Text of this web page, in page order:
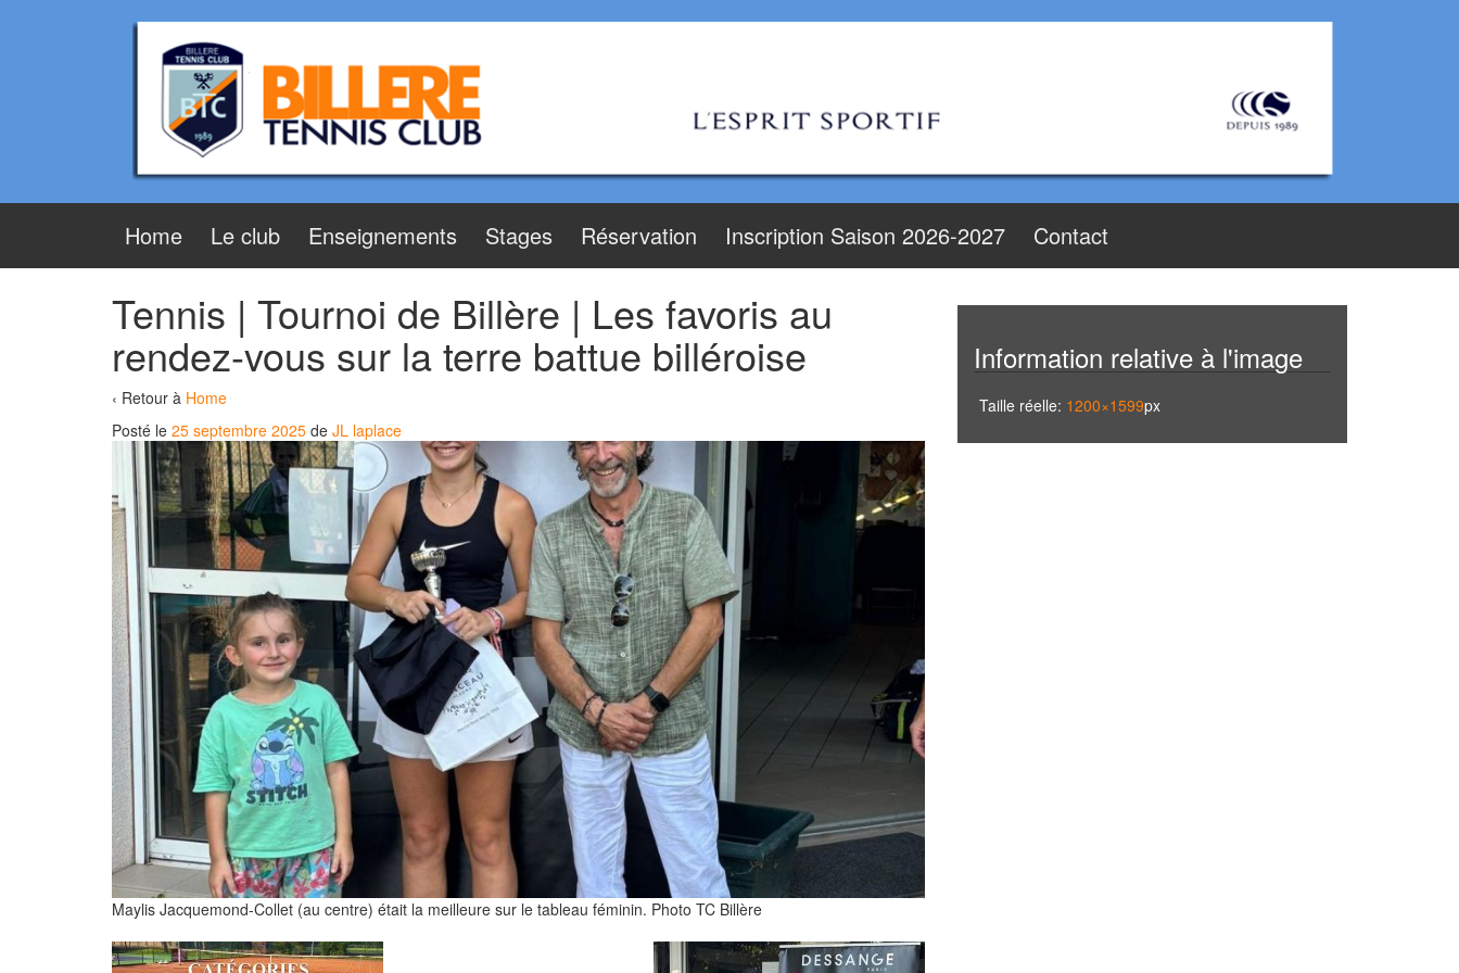
Home Le club Enseignements Stages Réservation Inscription Saison 2026-2027 Contact
Tennis | Tournoi de Billère | Les favoris au
rendez-vous sur la terre battue billéroise
‹ Retour à Home
Posté le 25 septembre 2025 de JL laplace
Maylis Jacquemond-Collet (au centre) était la meilleure sur le tableau féminin. Photo TC Billère
Information relative à l'image
Taille réelle: 1200×1599px